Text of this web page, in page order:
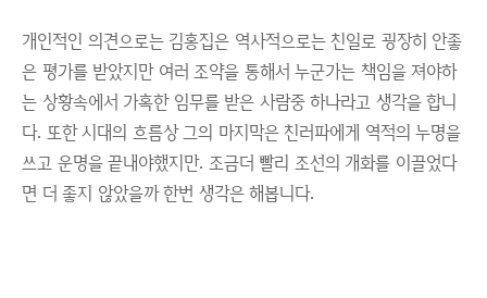
개인적인 의견으로는 김홍집은 역사적으로는 친일로 굉장히 안좋
은 평가를 받았지만 여러 조약을 통해서 누군가는 책임을 져야하
는 상황속에서 가혹한 임무를 받은 사람중 하나라고 생각을 합니
다. 또한 시대의 흐름상 그의 마지막은 친러파에게 역적의 누명을
쓰고 운명을 끝내야했지만. 조금더 빨리 조선의 개화를 이끌었다
면 더 좋지 않았을까 한번 생각은 해봅니다.